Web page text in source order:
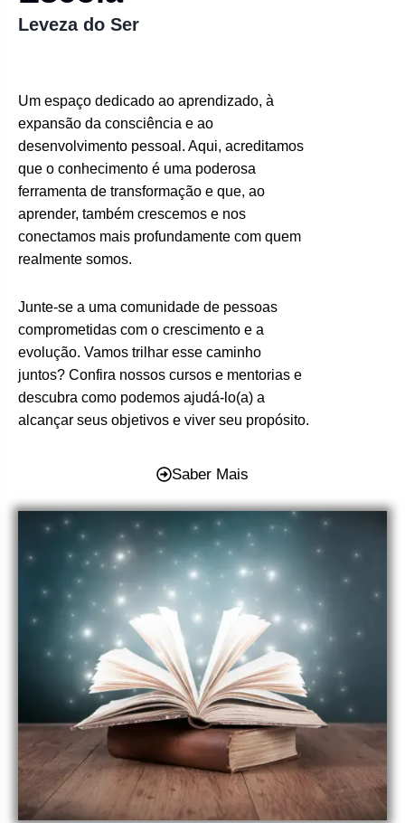
Leveza do Ser
Um espaço dedicado ao aprendizado, à
expansão da consciência e ao
desenvolvimento pessoal. Aqui, acreditamos
que o conhecimento é uma poderosa
ferramenta de transformação e que, ao
aprender, também crescemos e nos
conectamos mais profundamente com quem
realmente somos.
Junte-se a uma comunidade de pessoas
comprometidas com o crescimento e a
evolução. Vamos trilhar esse caminho
juntos? Confira nossos cursos e mentorias e
descubra como podemos ajudá-lo(a) a
alcançar seus objetivos e viver seu propósito.
Saber Mais